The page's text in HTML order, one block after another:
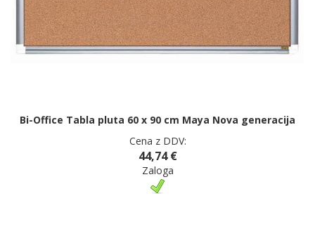
Bi-Office Tabla pluta 60 x 90 cm Maya Nova generacija
Cena z DDV:
44,74 €
Zaloga